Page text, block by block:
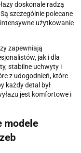
doskonale radzą
szczególnie polecane
użytkowanie
zapewniają
jak i dla
stabilne uchwyty i
z udogodnień, które
każdy detal był
jest komfortowe i
modele